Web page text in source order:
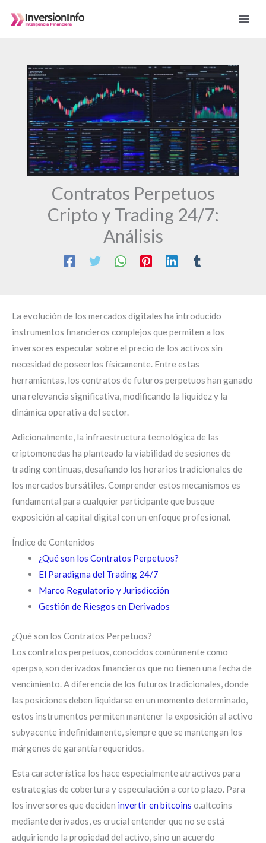
Contratos Perpetuos
Cripto y Trading 24/7:
Análisis
La evolución de los mercados digitales ha introducido
instrumentos financieros complejos que permiten a los
inversores especular sobre el precio de los activos sin
necesidad de poseerlos físicamente. Entre estas
herramientas, los contratos de futuros perpetuos han ganado
una relevancia significativa, modificando la liquidez y la
dinámica operativa del sector.
Adicionalmente, la infraestructura tecnológica de las
criptomonedas ha planteado la viabilidad de sesiones de
trading continuas, desafiando los horarios tradicionales de
los mercados bursátiles. Comprender estos mecanismos es
fundamental para cualquier participante que busque
exposición al capital digital con un enfoque profesional.
Índice de Contenidos
¿Qué son los Contratos Perpetuos?
El Paradigma del Trading 24/7
Marco Regulatorio y Jurisdicción
Gestión de Riesgos en Derivados
¿Qué son los Contratos Perpetuos?
Los contratos perpetuos, conocidos comúnmente como
«perps», son derivados financieros que no tienen una fecha de
vencimiento. A diferencia de los futuros tradicionales, donde
las posiciones deben liquidarse en un momento determinado,
estos instrumentos permiten mantener la exposición al activo
subyacente indefinidamente, siempre que se mantengan los
márgenes de garantía requeridos.
Esta característica los hace especialmente atractivos para
estrategias de cobertura y especulación a corto plazo. Para
los inversores que deciden invertir en bitcoins o.altcoins
mediante derivados, es crucial entender que no se está
adquiriendo la propiedad del activo, sino un acuerdo